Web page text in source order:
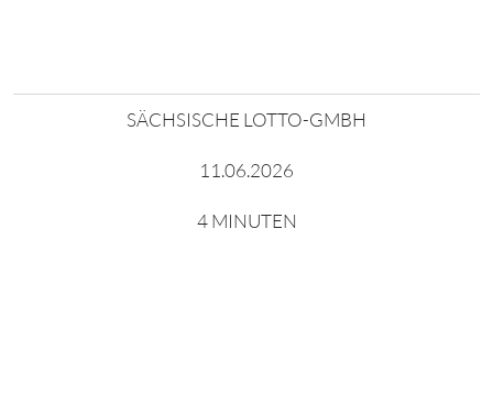
SÄCHSISCHE LOTTO-GMBH
11.06.2026
4 MINUTEN